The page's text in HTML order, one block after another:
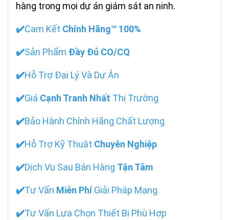
hàng trong mọi dự án giám sát an ninh.
✔️Cam Kết Chính Hãng™ 100%
✔️Sản Phẩm Đầy Đủ CO/CQ
✔️Hỗ Trợ Đại Lý Và Dự Án
✔️Giá Cạnh Tranh Nhất Thị Trường
✔️Bảo Hành Chính Hãng Chất Lượng
✔️Hỗ Trợ Kỹ Thuật Chuyên Nghiệp
✔️Dịch Vụ Sau Bán Hàng Tận Tâm
✔️Tư Vấn Miễn PhíGiải Pháp Mạng
✔️Tư Vấn Lựa Chọn Thiết Bị Phù Hợp